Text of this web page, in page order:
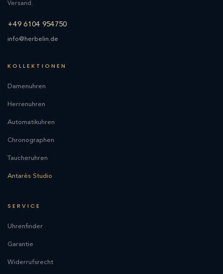
Versand.
+49 6104 954750
info@herbelin.de
KOLLEKTIONEN
Damenuhren
Herrenuhren
Automatikuhren
Chronographen
Taucheruhren
Antarès Studio
SERVICE
Uhrenfinder
Garantie
Widerrufsrecht